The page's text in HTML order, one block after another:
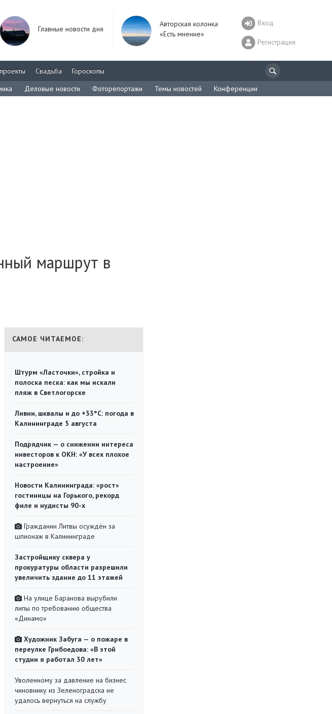
Главные новости дня
Авторская колонка
«Есть мнение»
Вход
Регистрация
Свадьба
Гороскопы
Деловые новости Фоторепортажи Темы новостей Конференции
маршрут в
САМОЕ ЧИТАЕМОЕ:
Штурм «Ласточки», стройка и
полоска песка: как мы искали
пляж в Светлогорске
Ливни, шквалы и до +33°С: погода в
Калининграде 5 августа
Подрядчик — о снижении интереса
инвесторов к ОКН: «У всех плохое
настроение»
Новости Калининграда: «рост»
гостиницы на Горького, рекорд
филе и нудисты 90-х
Гражданин Литвы осуждён за
шпионаж в Калининграде
Застройщику сквера у
прокуратуры области разрешили
увеличить здание до 11 этажей
На улице Баранова вырубили
липы по требованию общества
«Динамо»
Художник Забуга — о пожаре в
переулке Грибоедова: «В этой
студии я работал 30 лет»
Уволенному за давление на бизнес
чиновнику из Зеленоградска не
удалось вернуться на службу